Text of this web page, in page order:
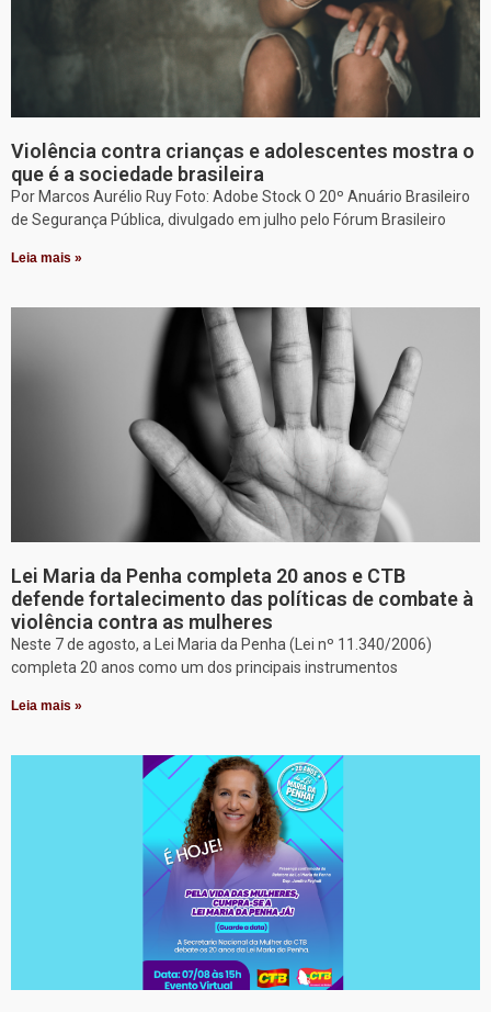
Violência contra crianças e adolescentes mostra o
que é a sociedade brasileira
Por Marcos Aurélio Ruy Foto: Adobe Stock O 20º Anuário Brasileiro
de Segurança Pública, divulgado em julho pelo Fórum Brasileiro
Leia mais »
Lei Maria da Penha completa 20 anos e CTB
defende fortalecimento das políticas de combate à
violência contra as mulheres
Neste 7 de agosto, a Lei Maria da Penha (Lei nº 11.340/2006)
completa 20 anos como um dos principais instrumentos
Leia mais »